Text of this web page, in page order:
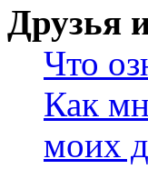
Друзья
Что
Как
моих